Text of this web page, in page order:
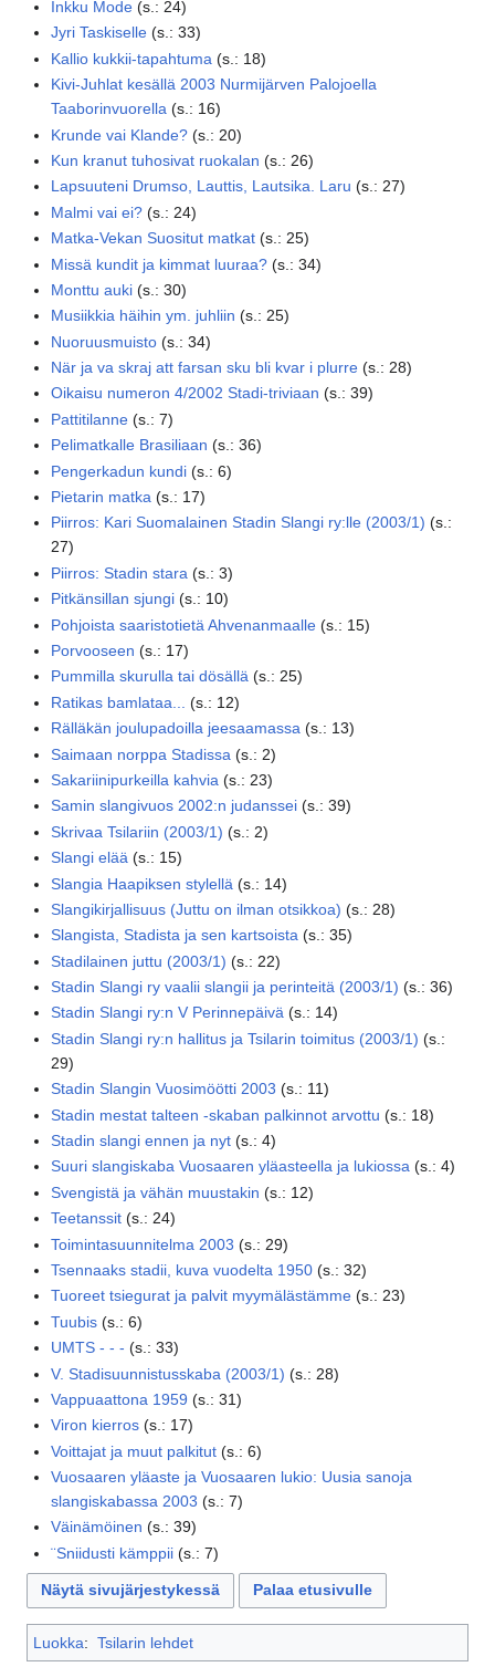
Inkku Mode (s. : 24)
Jyri Taskiselle (s.:33)
Kallio kukkii-tapahtuma (s. : 18)
Kivi-Juhlat kesällä 2003 Nurmijärven Palojoella
Taaborinvuorella (s. : 16)
Krunde vai Klande? (s. : 20)
Kun kranut tuhosivat ruokalan (s. : 26)
Lapsuuteni Drumso, Lauttis, Lautsika. Laru (s.:27)
Malmi vai ei? (s. : 24)
Matka-Vekan Suositut matkat (s. : 25)
Missä kundit ja kimmat luuraa? (s. :34)
Monttu auki (s. :30)
Musiikkia häihin ym. juhliin (s.:25)
Nuoruusmuisto (s. :34)
När ja va skraj att farsan sku bli kvar i plurre (s. : 28)
Oikaisu numeron 4/2002 Stadi-triviaan (s.:39)
Pattitilanne (s. :7)
Pelimatkalle Brasiliaan (s.:36)
Pengerkadun kundi (s. :6)
Pietarin matka (s. : 17)
Piirros: Kari Suomalainen Stadin Slangi ry:lle (2003/1) (s.:
27)
Piirros: Stadin stara (s. :3)
Pitkänsillan sjungi (s.: 10)
Pohjoista saaristotietä Ahvenanmaalle (s. : 15)
Porvooseen (s. : 17)
Pummilla skurulla tai dösällä (s.:25)
Ratikas bamlataa...
(s. : 12)
Rälläkän joulupadoilla jeesaamassa (s. : 13)
Saimaan norppa Stadissa (s. : 2)
Sakariinipurkeilla kahvia (s. : 23)
Samin slangivuos 2002:n judanssei (s.:39)
Skrivaa Tsilariin (2003/1) (s. : 2)
Slangi elää (s. : 15)
Slangia Haapiksen stylellä (s. : 14)
Slangikirjallisuus (Juttu on ilman otsikkoa) (s. : 28)
Slangista, Stadista ja sen kartsoista (s.:35)
Stadilainen juttu (2003/1) (s. : 22)
Stadin Slangi ry vaalii slangii ja perinteitä (2003/1) (s. :36)
Stadin Slangi ry:n V Perinnepäivä (s.: 14)
Stadin Slangi ry:n hallitus ja Tsilarin toimitus (2003/1) (s. :
29)
Stadin Slangin Vuosimöötti 2003 (s.: 11)
Stadin mestat talteen -skaban palkinnot arvottu (s. : 18)
Stadin slangi ennen ja nyt (s. :4)
Suuri slangiskaba Vuosaaren yläasteella ja lukiossa (s.:4)
Svengistä ja vähän muustakin (s. : 12)
Teetanssit (s. : 24)
Toimintasuunnitelma 2003 (s. : 29)
Tsennaaks stadii, kuva vuodelta 1950 (s. :32)
Tuoreet tsiegurat ja palvit myymälästämme (s.:23)
Tuubis (s. :6)
UMTS - - - (s. :33)
V. Stadisuunnistusskaba (2003/1) (s. : 28)
Vappuaattona 1959 (s. :31)
Viron kierros (s.: 17)
Voittajat ja muut palkitut (s. :6)
Vuosaaren yläaste ja Vuosaaren lukio: Uusia sanoja
slangiskabassa 2003 (s. :7)
Väinämöinen (s.:39)
¨Sniidusti kämppii (s. :7)
Näytä sivujärjestykessä Palaa etusivulle
Luokka: Tsilarin lehdet